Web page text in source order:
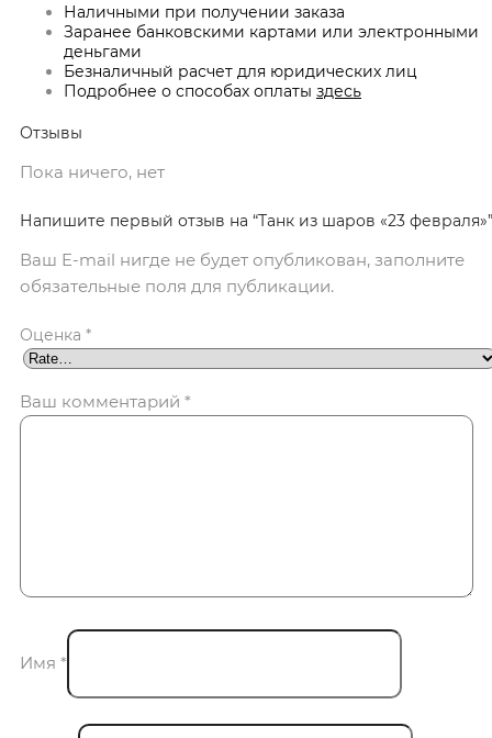
Наличными при получении заказа
Заранее банковскими картами или электронными
деньгами
Безналичный расчет для юридических лиц
Подробнее о способах оплаты здесь
Отзывы
Пока ничего, нет
Напишите первый отзыв на “Танк из шаров «23 февраля»”
Ваш E-mail нигде не будет опубликован, заполните
обязательные поля для публикации.
Оценка *
Ваш комментарий *
Имя *